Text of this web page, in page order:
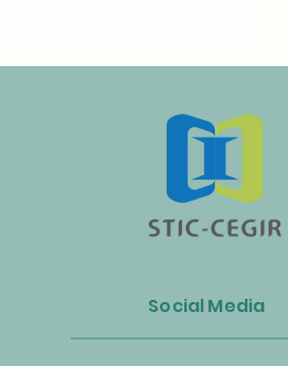
Ekonomi
Transisi Net-Zero
Social Media